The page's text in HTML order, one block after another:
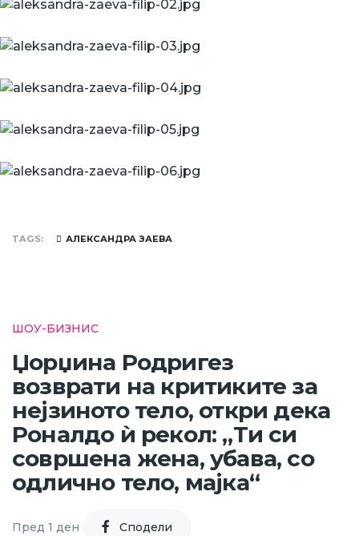
TAGS АЛЕКСАНДРА ЗАЕВА
ШОУ-БИЗНИС
Џорџина Родригез
возврати на критиките за
нејзиното тело, откри дека
Роналдо ѝ рекол: „Ти си
совршена жена, убава, со
одлично тело, мајка“
Пред 1 ден Cподели